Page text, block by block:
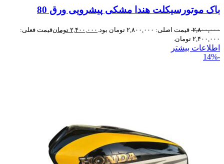
باک موتورسیکلت هندا مشکی پیشرویی ورق 80
۲,۸۰۰,۰۰۰ قیمت اصلی: ۲,۸۰۰,۰۰۰ تومان بود. ۲,۴۰۰,۰۰۰ تومانقیمت فعلی:
۲,۴۰۰,۰۰۰ تومان.
اطلاعات بیشتر
-14%